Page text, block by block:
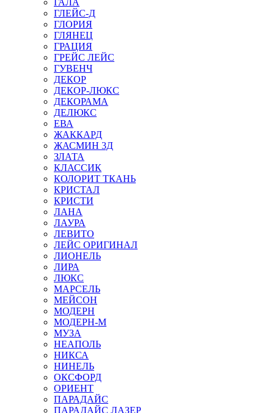
ГАЛА
ГЛЕЙС-Д
ГЛОРИЯ
ГЛЯНЕЦ
ГРАЦИЯ
ГРЕЙС ЛЕЙС
ГУВЕНЧ
ДЕКОР
ДЕКОР-ЛЮКС
ДЕКОРАМА
ДЕЛЮКС
ЕВА
ЖАККАРД
ЖАСМИН 3Д
ЗЛАТА
КЛАССИК
КОЛОРИТ ТКАНЬ
КРИСТАЛ
КРИСТИ
ЛАНА
ЛАУРА
ЛЕВИТО
ЛЕЙС ОРИГИНАЛ
ЛИОНЕЛЬ
ЛИРА
ЛЮКС
МАРСЕЛЬ
МЕЙСОН
МОДЕРН
МОДЕРН-М
МУЗА
НЕАПОЛЬ
НИКСА
НИНЕЛЬ
ОКСФОРД
ОРИЕНТ
ПАРАДАЙС
ПАРАДАЙС ЛАЗЕР